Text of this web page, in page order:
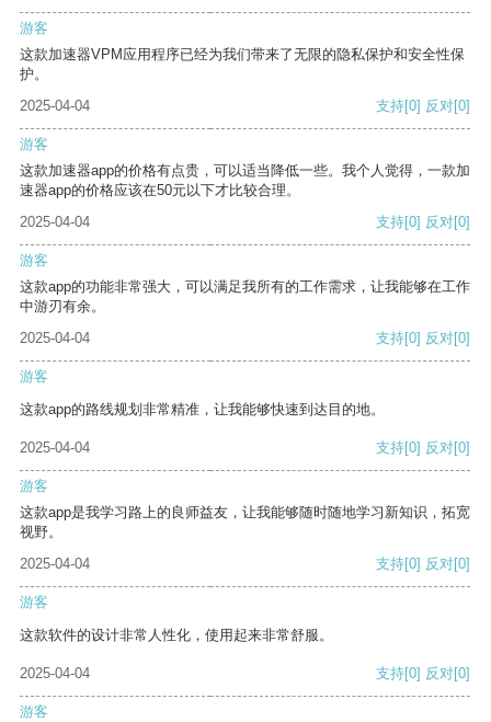
游客
这款加速器VPM应用程序已经为我们带来了无限的隐私保护和安全性保
护。
2025-04-04
支持[0] 反对[0]
游客
这款加速器app的价格有点贵，可以适当降低一些。我个人觉得，一款加
速器app的价格应该在50元以下才比较合理。
2025-04-04
支持[0] 反对[0]
游客
这款app的功能非常强大，可以满足我所有的工作需求，让我能够在工作
中游刃有余。
2025-04-04
支持[0] 反对[0]
游客
这款app的路线规划非常精准，让我能够快速到达目的地。
2025-04-04 支持[0] 反对[0]
游客
这款app是我学习路上的良师益友，让我能够随时随地学习新知识，拓宽
视野。
2025-04-04
支持[0] 反对[0]
游客
这款软件的设计非常人性化，使用起来非常舒服。
2025-04-04 支持[0] 反对[0]
游客